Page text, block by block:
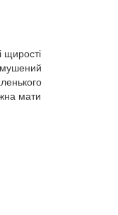
щирості
мати